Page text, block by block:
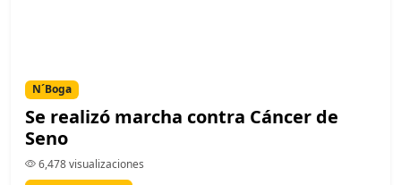
N´Boga
Se realizó marcha contra Cáncer de
Seno
6,478 visualizaciones